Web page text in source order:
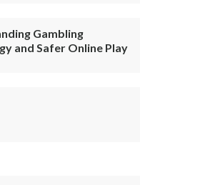
Gambling
and Safer Online Play